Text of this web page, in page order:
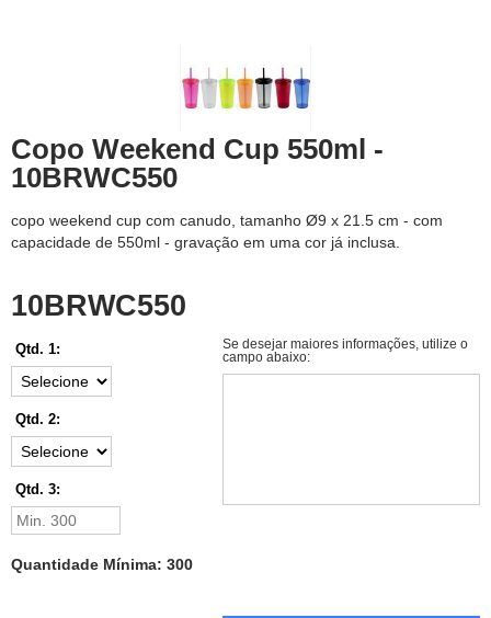
Copo Weekend Cup 550ml -
10BRWC550
copo weekend cup com canudo, tamanho Ø9 x 21.5 cm - com
capacidade de 550ml - gravação em uma cor já inclusa.
10BRWC550
Qtd. 1:
Qtd. 2:
Qtd. 3:
Quantidade Mínima: 300
Se desejar maiores informações, utilize o
campo abaixo: